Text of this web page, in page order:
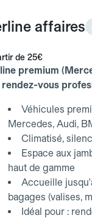
affaires
de 25€
premium
rendez-vous
Véhicules
Mercedes, Audi,
Climatisé,
Espace aux
haut de gamme
Accueille
bagages (valises,
Idéal pour :